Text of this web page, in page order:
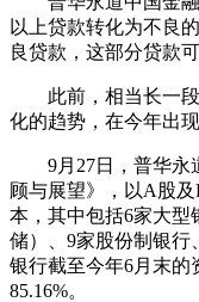
以上贷款转化为不良
良贷款，这部分贷款
此前，相当长一段
化的趋势，在今年出现
9月27日，普华永
顾与展望》，以A股
本，其中包括6家大型
储）、9家股份制银行
银行截至今年6月末的
85.16%。